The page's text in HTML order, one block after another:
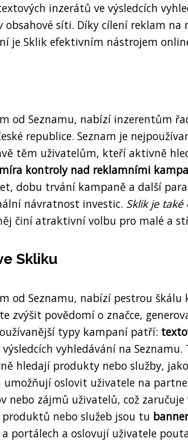
inzerátů ve výsledcích
obsahové síti. Díky cílení reklam
je Sklik efektivním nástrojem
od Seznamu, nabízí inzerentům
republice. Seznam je
těm uživatelům, kteří aktivně
kontroly nad reklamními
dobu trvání kampaně a další
návratnost investic. Sklik je také
činí atraktivní volbu pro malé a
Skliku
od Seznamu, nabízí pestrou
zvýšit povědomí o značce,
typy kampaní patří:
vyhledávání na
hledají produkty nebo služby,
umožňují oslovit uživatele na
nebo zájmů uživatelů, což
nebo služeb jsou tu
portálech a oslovují uživatele